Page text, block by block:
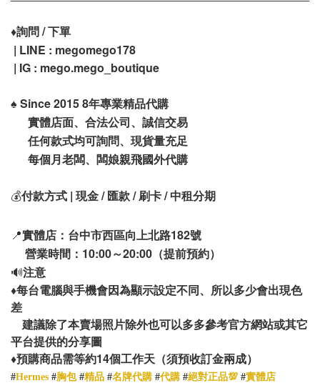
♦️詢問 / 下單
| LINE : megomego178
| IG : mego.mego_boutique
♠️ Since 2015 8年專業精品代購
實體店面、合法公司、誠信交易
任何款式均可詢問、現貨量充足
每個月老闆、闆娘親飛國外代購
💰付款方式 | 現金 / 匯款 / 刷卡 / 中租分期
📍實體店：台中市西區向上北路182號
營業時間：10:00～20:00（提前預約）
🔊注意
♦️每台電腦與手機會因為顯示設定不同、所以多少會出現色
差
建議除了本賣場照片除外也可以多多參考官方網站或其它
平台提供的分享圖
♦️預購商品需等約14個工作天（須預收訂金兩成）
#Hermes #胸包#精品 #名牌代購 #代購 #絕對正品💯 #實體店